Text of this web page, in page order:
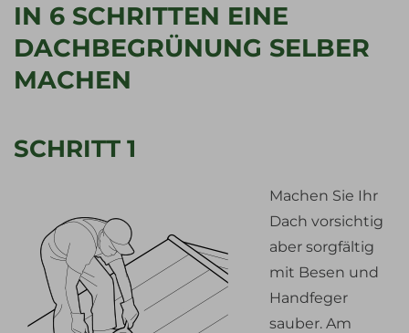
IN 6 SCHRITTEN EINE
DACHBEGRÜNUNG SELBER
MACHEN
SCHRITT 1
Machen Sie Ihr
Dach vorsichtig
aber sorgfältig
mit Besen und
Handfeger
sauber. Am